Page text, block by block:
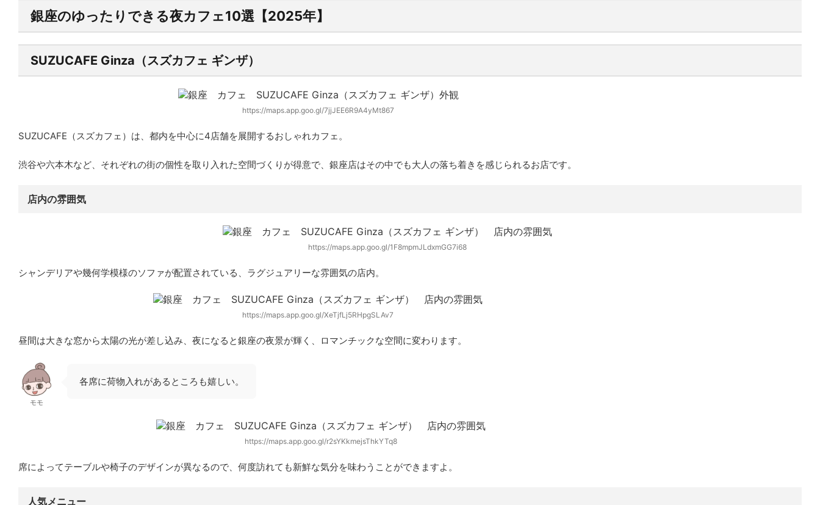
銀座のゆったりできる夜カフェ10選【2025年】
SUZUCAFE Ginza（スズカフェ ギンザ）
https://maps.app.goo.gl/7jjJEE6R9A4yMt867
SUZUCAFE（スズカフェ） は、都内を中心に4店舗を展開するおしゃれカフェ。
渋谷や六本木など、それぞれの街の個性を取り入れた空間づくりが得意で、銀座店はその中でも大人の落ち着きを感じられるお店です。
店内の雰囲気
https://maps.app.goo.gl/1F8mpmJLdxmGG7i68
シャンデリアや幾何学模様のソファが配置されている、ラグジュアリーな雰囲気の店内。
https://maps.app.goo.gl/XeTjfLj5RHpgSLAv7
昼間は大きな窓から太陽の光が差し込み、夜になると銀座の夜景が輝く、ロマンチックな空間に変わります。
モモ
各席に荷物入れがある ところも嬉しい。
https://maps.app.goo.gl/r2sYKkmejsThkYTq8
席によってテーブルや椅子のデザインが異なるので、何度訪れても新鮮な気分を味わうことができますよ。
人気メニュー